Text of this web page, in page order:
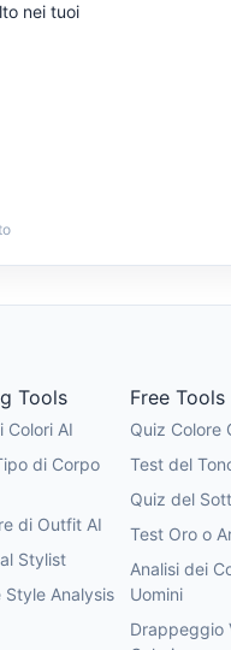
nei tuoi
Tools
Colori AI
di Corpo
di Outfit AI
Stylist
Style Analysis
Free Tools
Quiz Colore
Test del
Quiz del
Test Oro o
Analisi dei
Uomini
Drappeggio